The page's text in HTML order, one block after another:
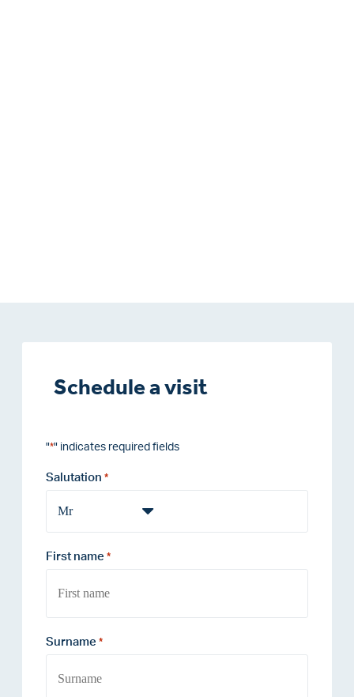
Schedule a visit
"*" indicates required fields
Salutation *
First name *
Surname *